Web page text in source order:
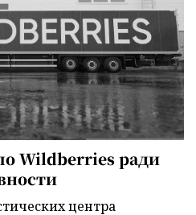
Wildberries ради
центра